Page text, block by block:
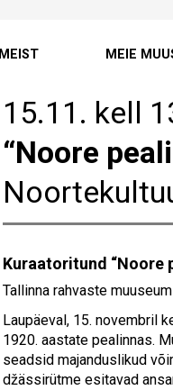
MEIST MEIE
15.11. kell
“Noore
Kuraatoritund “Noore
Tallinna rahvaste
Laupäeval, 15. novembril
1920. aastate pealinnas.
seadsid majanduslikud
džässirütme esitavad